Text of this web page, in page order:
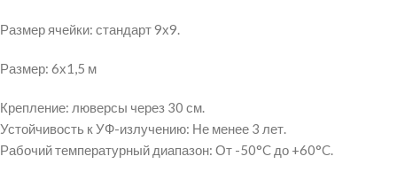
Размер ячейки: стандарт 9х9.
Размер: 6х1,5 м
Крепление: люверсы через 30 см.
Устойчивость к УФ-излучению: Не менее 3 лет.
Рабочий температурный диапазон: От -50°C до +60°C.